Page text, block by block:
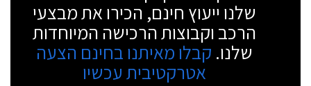
שלנו ייעוץ חינם, הכירו את מבצעי
הרכב וקבוצות הרכישה המיוחדות
שלנו. קבלו מאיתנו בחינם הצעה
אטרקטיבית עכשיו